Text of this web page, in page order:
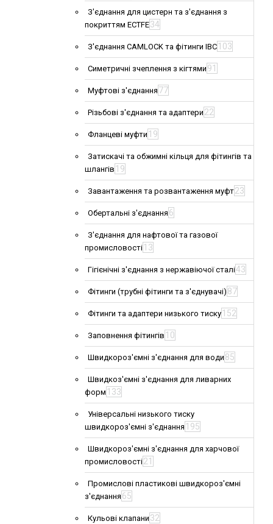
З'єднання для цистерн та з'єднання з
покриттям ECTFE34
З'єднання CAMLOCK та фітинги IBC 103
Симетричні зчеплення з кігтями 91
Муфтові з'єднання 77
Різьбові з'єднання та адаптери 22
Фланцеві муфти 19
Затискачі та обжимні кільця для фітингів та
шлангів 19
Завантаження та розвантаження муфт23
Обертальні з'єднання 6
З'єднання для нафтової та газової
промисловості 13
Гігієнічні з'єднання з нержавіючої сталі43
Фітинги (трубні фітинги та з'єднувачі) 87
Фітинги та адаптери низького тиску 152
Заповнення фітингів 10
Швидкороз'ємні з'єднання для води 85
Швидкоз'ємні з'єднання для ливарних
форм 133
Універсальні низького тиску
швидкороз'ємні з'єднання 195
Швидкороз'ємні з'єднання для харчової
промисловості21
Промислові пластикові швидкороз'ємні
з'єднання 65
Кульові клапани 32